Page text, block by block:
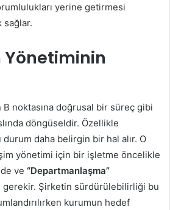
yerine getirmesi
sağlar.
B noktasına doğrusal bir süreç gibi
döngüseldir. Özellikle
durum daha belirgin bir hal alır. O
yönetimi için bir işletme öncelikle
ve “Departmanlaşma”
gerekir. Şirketin sürdürülebilirliği bu
kurumun hedef